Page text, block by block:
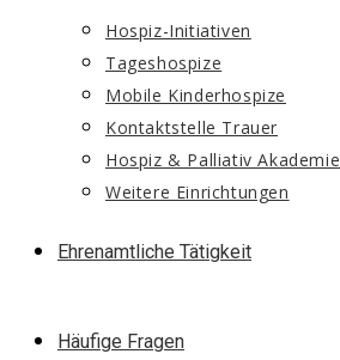
Hospiz-Initiativen
Tageshospize
Mobile Kinderhospize
Kontaktstelle Trauer
Hospiz & Palliativ Akademie
Weitere Einrichtungen
Ehrenamtliche Tätigkeit
Häufige Fragen